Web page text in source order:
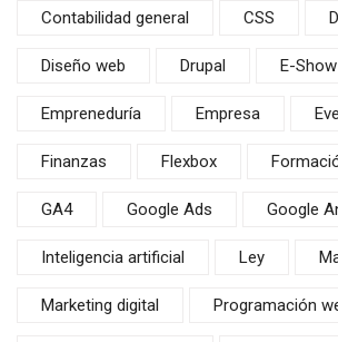
Contabilidad general CSS
Diseño web Drupal E-Show
Empreneduría Empresa
Finanzas Flexbox
GA4 Google Ads Google
Inteligencia artificial Ley
Marketing digital Programación